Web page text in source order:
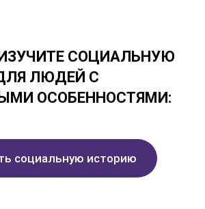
СОЦИАЛЬНУЮ
ЛЮДЕЙ С
ОСОБЕННОСТЯМИ:
социальную историю